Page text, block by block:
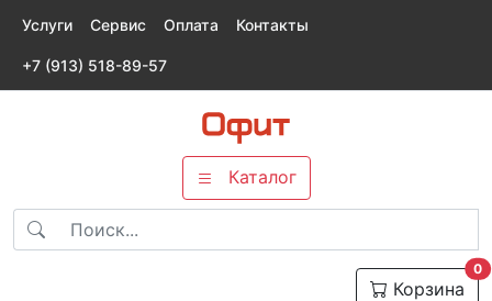
Услуги Сервис Оплата Контакты
+7 (913) 518-89-57
Каталог
Корзина
0